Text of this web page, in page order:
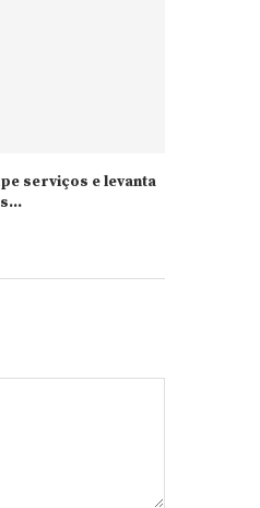
serviços e levanta